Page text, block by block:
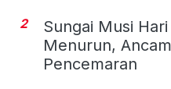
2
Sungai Musi
Menurun,
Pencemaran